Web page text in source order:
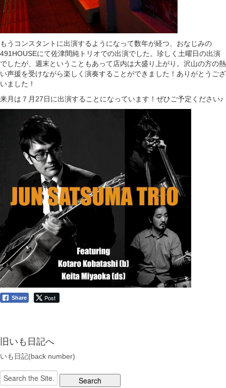
もうコンスタントに出演するようになって数年が経つ、おなじみの
491HOUSEにて佐津間純トリオでの出演でした。珍しく土曜日の出演
でしたが、週末ということもあって店内は大盛り上がり。沢山の方の熱
い声援を受けながら楽しく演奏することができました！ありがとうござ
いました！
来月は７月27日に出演することになっています！ぜひご予定ください♪
Share Post
旧いも日記へ
いも日記(back number)
Search
for: